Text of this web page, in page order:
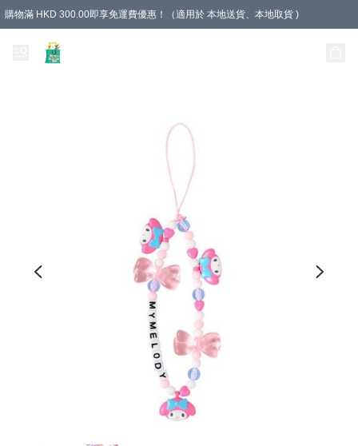
購物滿 HKD 300.00即享免運費優惠！（適用於 本地送貨、本地取貨 )